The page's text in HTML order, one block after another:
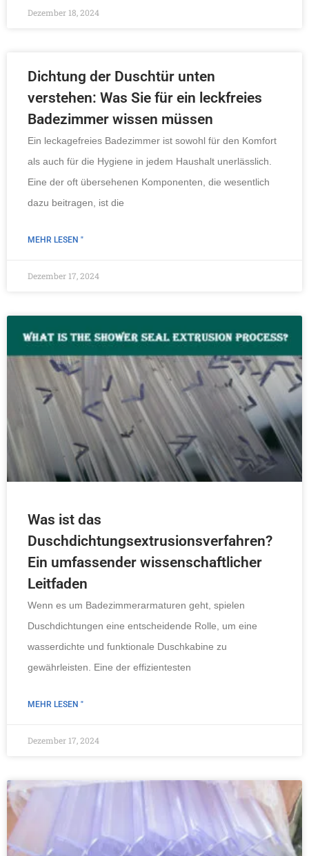
Dezember 18, 2024
Dichtung der Duschtür unten
verstehen: Was Sie für ein leckfreies
Badezimmer wissen müssen
Ein leckagefreies Badezimmer ist sowohl für den Komfort
als auch für die Hygiene in jedem Haushalt unerlässlich.
Eine der oft übersehenen Komponenten, die wesentlich
dazu beitragen, ist die
MEHR LESEN "
Dezember 17, 2024
Was ist das
Duschdichtungsextrusionsverfahren?
Ein umfassender wissenschaftlicher
Leitfaden
Wenn es um Badezimmerarmaturen geht, spielen
Duschdichtungen eine entscheidende Rolle, um eine
wasserdichte und funktionale Duschkabine zu
gewährleisten. Eine der effizientesten
MEHR LESEN "
Dezember 17, 2024